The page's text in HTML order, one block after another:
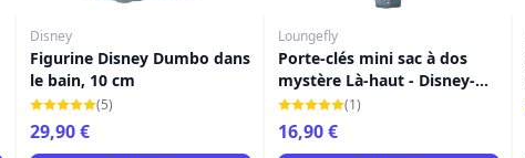
Disney
Figurine Disney Dumbo dans
le bain, 10 cm
(5)
29,90 €
Loungefly
Porte-clés mini sac à dos
mystère Là-haut - Disney-
Pixar Loungefly
(1)
16,90 €